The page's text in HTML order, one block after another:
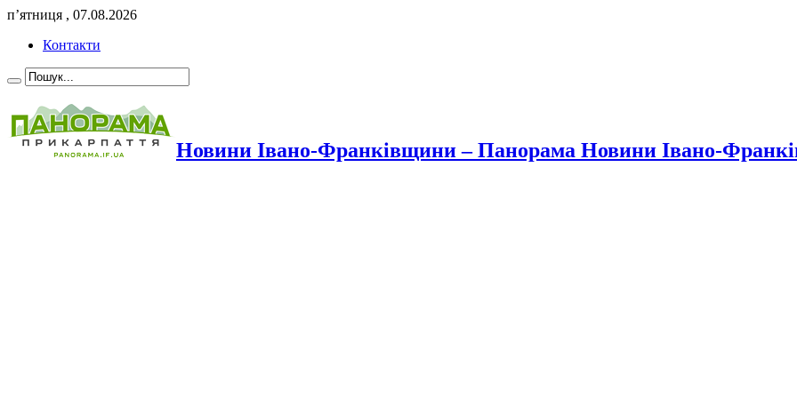
п’ятниця , 07.08.2026
Контакти
Новини Івано-Франківщини – Панорама Новини Івано-